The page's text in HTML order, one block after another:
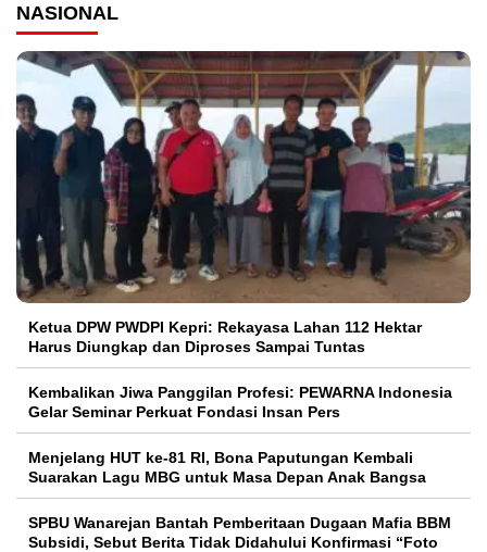
NASIONAL
Ketua DPW PWDPI Kepri: Rekayasa Lahan 112 Hektar
Harus Diungkap dan Diproses Sampai Tuntas
Kembalikan Jiwa Panggilan Profesi: PEWARNA Indonesia
Gelar Seminar Perkuat Fondasi Insan Pers
Menjelang HUT ke-81 RI, Bona Paputungan Kembali
Suarakan Lagu MBG untuk Masa Depan Anak Bangsa
SPBU Wanarejan Bantah Pemberitaan Dugaan Mafia BBM
Subsidi, Sebut Berita Tidak Didahului Konfirmasi “Foto